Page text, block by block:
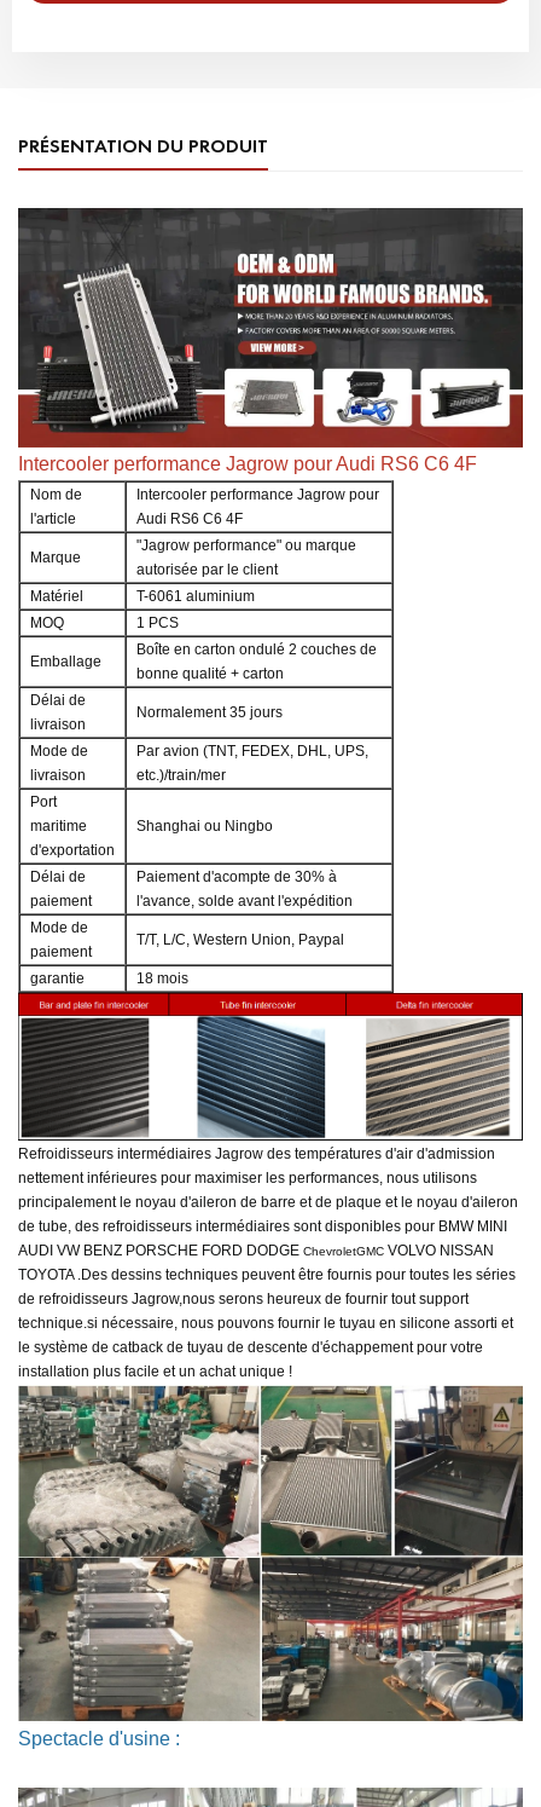
PRÉSENTATION DU PRODUIT
Intercooler performance Jagrow pour Audi RS6 C6 4F
Nom de
l'article
Intercooler performance Jagrow pour
Audi RS6 C6 4F
Marque
"Jagrow performance" ou marque
autorisée par le client
Matériel
T-6061 aluminium
MOQ
1 PCS
Emballage
Boîte en carton ondulé 2 couches de
bonne qualité + carton
Délai de
livraison
Normalement 35 jours
Mode de
livraison
Par avion (TNT, FEDEX, DHL, UPS,
etc.)/train/mer
Port
maritime
d'exportation
Shanghai ou Ningbo
Délai de
paiement
Paiement d'acompte de 30% à
l'avance, solde avant l'expédition
Mode de
paiement
T/T, L/C, Western Union, Paypal
garantie 18 mois
Refroidisseurs intermédiaires Jagrow des températures d'air d'admission
nettement inférieures pour maximiser les performances, nous utilisons
principalement le noyau d'aileron de barre et de plaque et le noyau d'aileron
de tube, des refroidisseurs intermédiaires sont disponibles pour BMW MINI
AUDI VW BENZ PORSCHE FORD DODGE ChevroletGMC VOLVO NISSAN
TOYOTA .Des dessins techniques peuvent être fournis pour toutes les séries
de refroidisseurs Jagrow,nous serons heureux de fournir tout support
technique.si nécessaire, nous pouvons fournir le tuyau en silicone assorti et
le système de catback de tuyau de descente d'échappement pour votre
installation plus facile et un achat unique !
Spectacle d'usine :